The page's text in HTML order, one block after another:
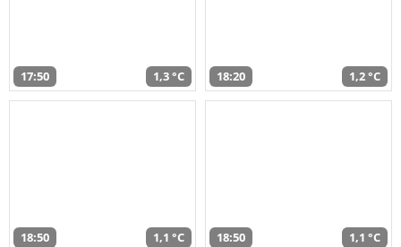
17:50 1,3 °C 18:20 1,2 °C
18:50 1,1 °C 18:50 1,1 °C